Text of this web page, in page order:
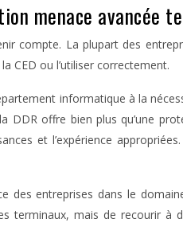
menace avancée
compte. La plupart des
CED ou l’utiliser correctement.
informatique à la
DDR offre bien plus qu’une
et l’expérience
des entreprises dans le
terminaux, mais de recourir à